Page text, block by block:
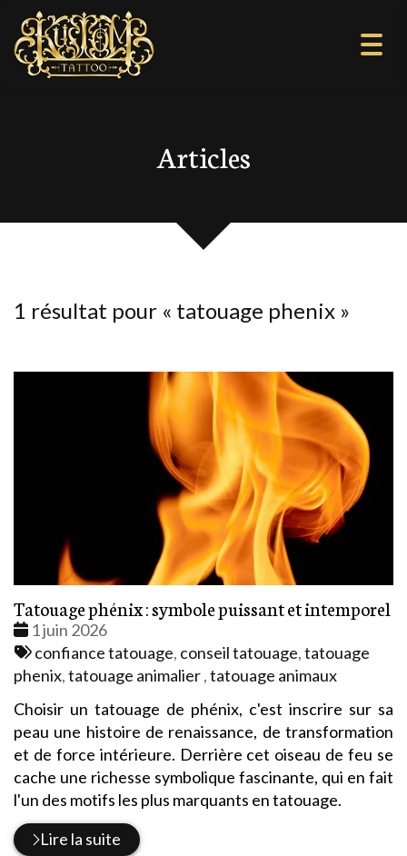
Articles
1 résultat pour « tatouage phenix »
Tatouage phénix : symbole puissant et intemporel
Date
:
1 juin 2026
Tags
:
confiance tatouage, conseil tatouage,tatouage
phenix,tatouage animalier,tatouage animaux
Choisir un tatouage de phénix, c'est inscrire sur sa
peau une histoire de renaissance, de transformation
et de force intérieure. Derrière cet oiseau de feu se
cache une richesse symbolique fascinante, qui en fait
l'un des motifs les plus marquants en tatouage.
Lire la suite